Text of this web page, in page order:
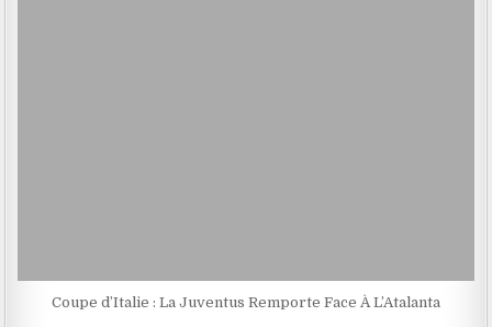
Coupe d’Italie : La Juventus Remporte Face À L’Atalanta